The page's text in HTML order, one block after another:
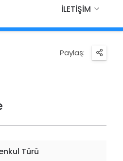
İLETIŞIM
Paylaş:
Türü